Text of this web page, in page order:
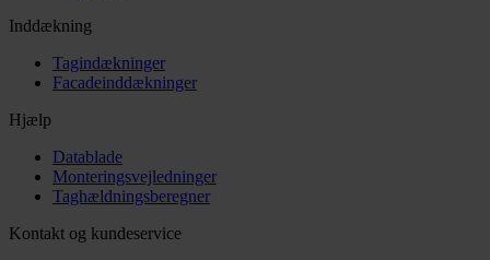
Inddækning
Tagindækninger
Facadeinddækninger
Hjælp
Datablade
Monteringsvejledninger
Taghældningsberegner
Kontakt og kundeservice